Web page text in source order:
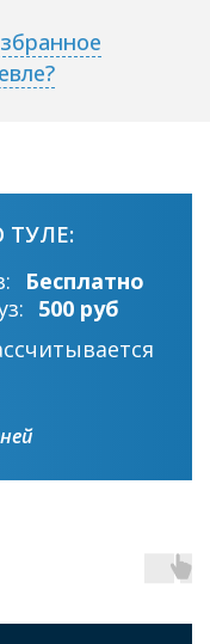
ТУЛЕ:
Бесплатно
500 руб